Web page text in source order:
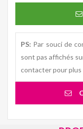
PS: Par souci de
sont pas affichés
contacter pour plus